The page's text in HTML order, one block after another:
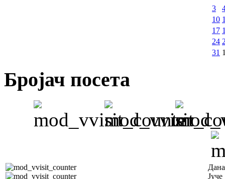
3
10
17
24
31
Бројач посета
Јуче